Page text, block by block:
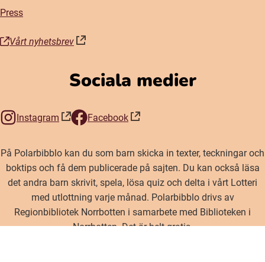
Press
Vårt nyhetsbrev
(öppnas i nytt fönster)
Sociala medier
Instagram
(öppnas i nytt fönster)
Facebook
(öppnas i nytt fönster)
På Polarbibblo kan du som barn skicka in texter, teckningar och
boktips och få dem publicerade på sajten. Du kan också läsa
det andra barn skrivit, spela, lösa quiz och delta i vårt Lotteri
med utlottning varje månad. Polarbibblo drivs av
Regionbibliotek Norrbotten i samarbete med Biblioteken i
Norrbotten. Det är helt gratis.